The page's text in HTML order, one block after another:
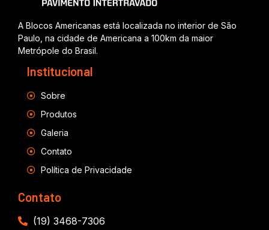
A Blocos Americanas está localizada no interior de São
Paulo, na cidade de Americana a 100km da maior
Metrópole do Brasil.
Institucional
Sobre
Produtos
Galeria
Contato
Política de Privacidade
Contato
(19) 3468-7306